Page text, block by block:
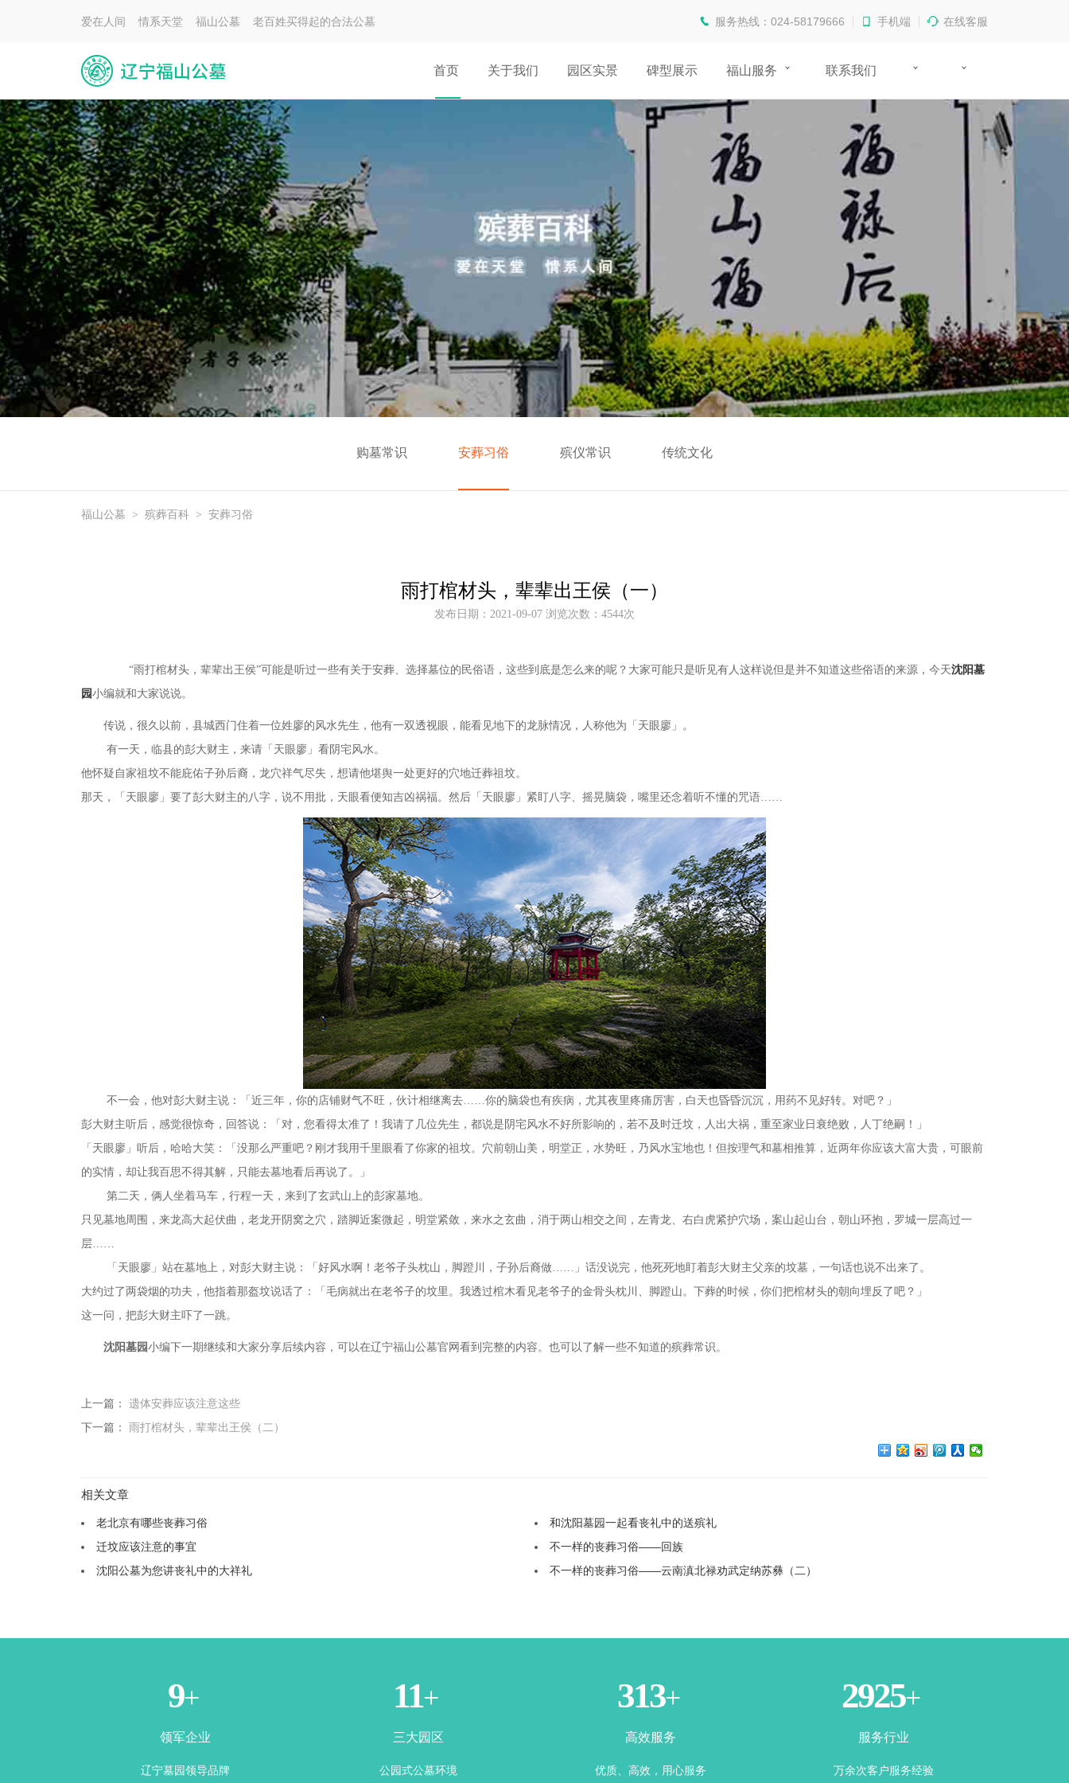
爱在人间 情系天堂 福山公墓 老百姓买得起的合法公墓 服务热线：024-58179666 手机端 在线客服
首页 关于我们 园区实景 碑型展示 福山服务 联系我们
购墓常识 安葬习俗 殡仪常识 传统文化
福山公墓 > 殡葬百科 > 安葬习俗
雨打棺材头，辈辈出王侯（一）
发布日期：2021-09-07 浏览次数：4544次
“雨打棺材头，辈辈出王侯”可能是听过一些有关于安葬、选择墓位的民俗语，这些到底是怎么来的呢？大家可能只是听见有人这样说但是并不知道这些俗语的来源，今天沈阳墓
园小编就和大家说说。
传说，很久以前，县城西门住着一位姓廖的风水先生，他有一双透视眼，能看见地下的龙脉情况，人称他为「天眼廖」。
有一天，临县的彭大财主，来请「天眼廖」看阴宅风水。
他怀疑自家祖坟不能庇佑子孙后裔，龙穴祥气尽失，想请他堪舆一处更好的穴地迁葬祖坟。
那天，「天眼廖」要了彭大财主的八字，说不用批，天眼看便知吉凶祸福。然后「天眼廖」紧盯八字、摇晃脑袋，嘴里还念着听不懂的咒语……
不一会，他对彭大财主说：「近三年，你的店铺财气不旺，伙计相继离去……你的脑袋也有疾病，尤其夜里疼痛厉害，白天也昏昏沉沉，用药不见好转。对吧？」
彭大财主听后，感觉很惊奇，回答说：「对，您看得太准了！我请了几位先生，都说是阴宅风水不好所影响的，若不及时迁坟，人出大祸，重至家业日衰绝败，人丁绝嗣！」
「天眼廖」听后，哈哈大笑：「没那么严重吧？刚才我用千里眼看了你家的祖坟。穴前朝山美，明堂正，水势旺，乃风水宝地也！但按理气和墓相推算，近两年你应该大富大贵，可眼前
的实情，却让我百思不得其解，只能去墓地看后再说了。」
第二天，俩人坐着马车，行程一天，来到了玄武山上的彭家墓地。
只见墓地周围，来龙高大起伏曲，老龙开阴窝之穴，踏脚近案微起，明堂紧敛，来水之玄曲，消于两山相交之间，左青龙、右白虎紧护穴场，案山起山台，朝山环抱，罗城一层高过一
层……
「天眼廖」站在墓地上，对彭大财主说：「好风水啊！老爷子头枕山，脚蹬川，子孙后裔做……」话没说完，他死死地盯着彭大财主父亲的坟墓，一句话也说不出来了。
大约过了两袋烟的功夫，他指着那盔坟说话了：「毛病就出在老爷子的坟里。我透过棺木看见老爷子的金骨头枕川、脚蹬山。下葬的时候，你们把棺材头的朝向埋反了吧？」
这一问，把彭大财主吓了一跳。
沈阳墓园小编下一期继续和大家分享后续内容，可以在辽宁福山公墓官网看到完整的内容。也可以了解一些不知道的殡葬常识。
上一篇： 遗体安葬应该注意这些
下一篇： 雨打棺材头，辈辈出王侯（二）
相关文章
老北京有哪些丧葬习俗
和沈阳墓园一起看丧礼中的送殡礼
迁坟应该注意的事宜
不一样的丧葬习俗——回族
沈阳公墓为您讲丧礼中的大祥礼
不一样的丧葬习俗——云南滇北禄劝武定纳苏彝（二）
1+
领军企业
辽宁墓园领导品牌
3+
三大园区
公园式公墓环境
365+
高效服务
优质、高效，用心服务
3500+
服务行业
万余次客户服务经验